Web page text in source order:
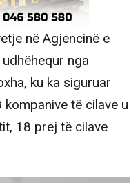
në Agjencinë e
nga
ku ka siguruar
të cilave u
18 prej të cilave